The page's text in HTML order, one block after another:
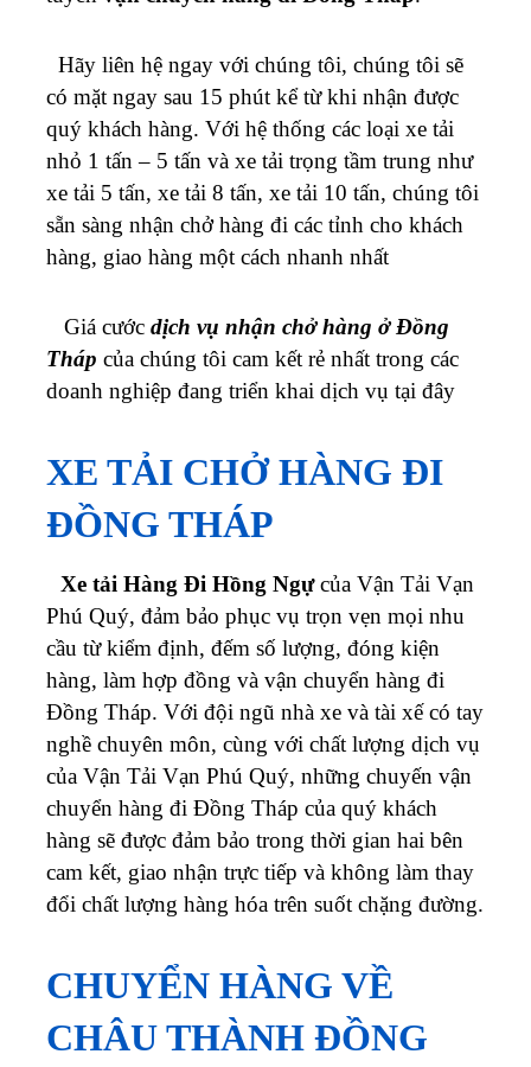
Hãy liên hệ ngay với chúng tôi, chúng tôi sẽ
có mặt ngay sau 15 phút kể từ khi nhận được
quý khách hàng. Với hệ thống các loại xe tải
nhỏ 1 tấn – 5 tấn và xe tải trọng tầm trung như
xe tải 5 tấn, xe tải 8 tấn, xe tải 10 tấn, chúng tôi
sẵn sàng nhận chở hàng đi các tỉnh cho khách
hàng, giao hàng một cách nhanh nhất
Giá cước dịch vụ nhận chở hàng ở Đồng
Tháp của chúng tôi cam kết rẻ nhất trong các
doanh nghiệp đang triển khai dịch vụ tại đây
XE TẢI CHỞ HÀNG ĐI
ĐỒNG THÁP
Xe tải Hàng Đi Hồng Ngựcủa Vận Tải Vạn
Phú Quý, đảm bảo phục vụ trọn vẹn mọi nhu
cầu từ kiểm định, đếm số lượng, đóng kiện
hàng, làm hợp đồng và vận chuyển hàng đi
Đồng Tháp. Với đội ngũ nhà xe và tài xế có tay
nghề chuyên môn, cùng với chất lượng dịch vụ
của Vận Tải Vạn Phú Quý, những chuyến vận
chuyển hàng đi Đồng Tháp của quý khách
hàng sẽ được đảm bảo trong thời gian hai bên
cam kết, giao nhận trực tiếp và không làm thay
đổi chất lượng hàng hóa trên suốt chặng đường.
CHUYỂN HÀNG VỀ
CHÂU THÀNH ĐỒNG